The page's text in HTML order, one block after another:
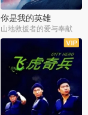
你是我的英雄
山地救援者的爱与奉献